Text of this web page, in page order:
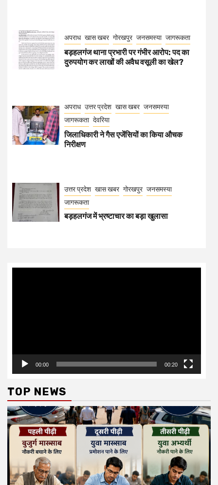
अपराध खास खबर गोरखपुर जनसमस्या जागरूकता
बड़हलगंज थाना प्रभारी पर गंभीर आरोप: पद का
दुरुपयोग कर लाखों की अवैध वसूली का खेल?
अपराध उत्तर प्रदेश खास खबर जनसमस्या
जागरूकता देवरिया
जिलाधिकारी ने गैस एजेंसियों का किया औचक
निरीक्षण
उत्तर प्रदेश खास खबर गोरखपुर जनसमस्या
जागरूकता
बड़हलगंज में भ्रष्टाचार का बड़ा खुलासा
00:00 00:20
TOP NEWS